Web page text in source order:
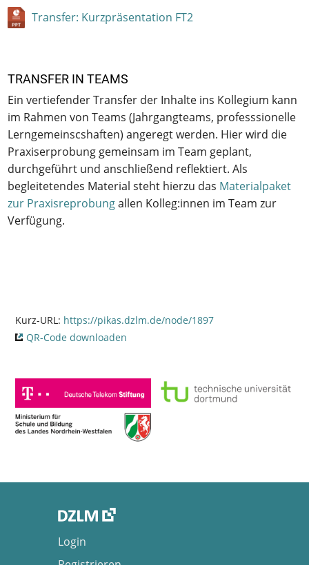
Transfer: Kurzpräsentation FT2
TRANSFER IN TEAMS
Ein vertiefender Transfer der Inhalte ins Kollegium kann
im Rahmen von Teams (Jahrgangteams, professsionelle
Lerngemeinscshaften) angeregt werden. Hier wird die
Praxiserprobung gemeinsam im Team geplant,
durchgeführt und anschließend reflektiert. Als
begleitetendes Material steht hierzu das Materialpaket
zur Praxisreprobungallen Kolleg:innen im Team zur
Verfügung.
Kurz-URL: https://pikas.dzlm.de/node/1897
QR-Code downloaden
Login